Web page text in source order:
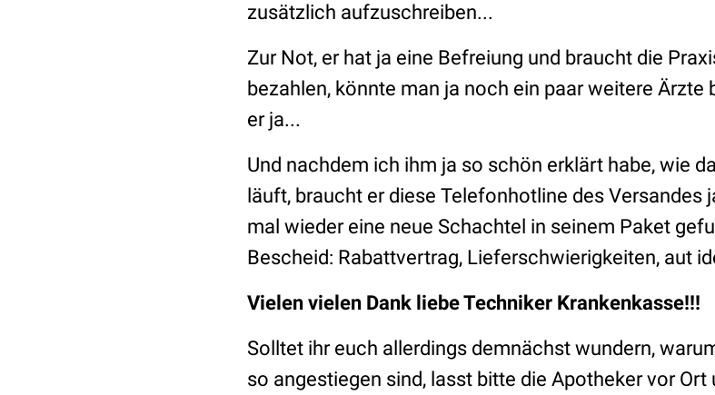
zusätzlich aufzuschreiben...
Zur Not, er hat ja eine Befreiung und braucht die
bezahlen, könnte man ja noch ein paar weitere Ärzte
er ja...
Und nachdem ich ihm ja so schön erklärt habe, wie
läuft, braucht er diese Telefonhotline des Versandes
mal wieder eine neue Schachtel in seinem Paket
Bescheid: Rabattvertrag, Lieferschwierigkeiten, aut
Vielen vielen Dank liebe Techniker Krankenkasse!!!
Solltet ihr euch allerdings demnächst wundern,
so angestiegen sind, lasst bitte die Apotheker vor Ort